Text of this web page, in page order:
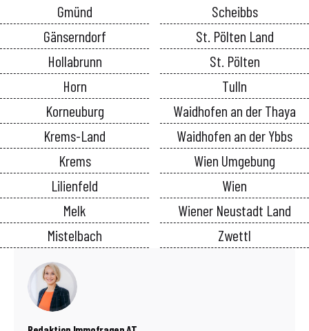
Gmünd
Gänserndorf
Hollabrunn
Horn
Korneuburg
Krems-Land
Krems
Lilienfeld
Melk
Mistelbach
Scheibbs
St. Pölten Land
St. Pölten
Tulln
Waidhofen an der Thaya
Waidhofen an der Ybbs
Wien Umgebung
Wien
Wiener Neustadt Land
Zwettl